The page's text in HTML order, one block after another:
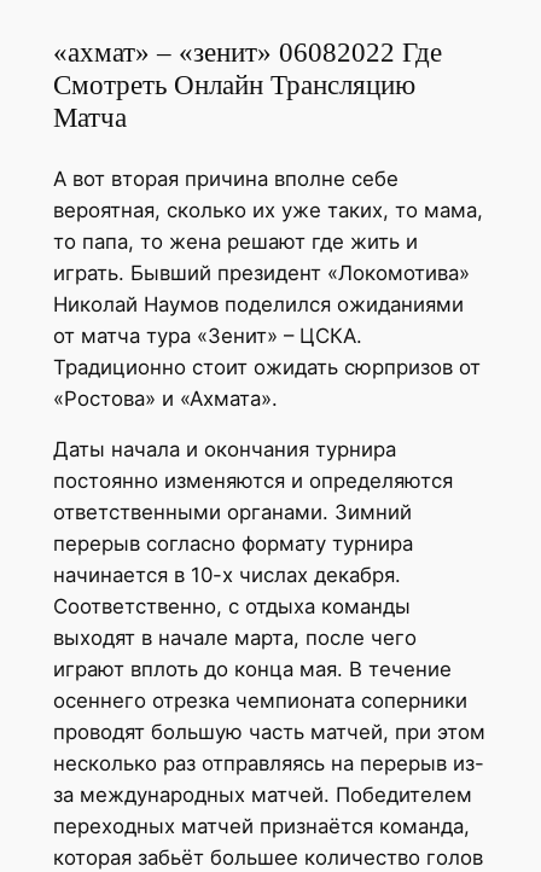
«ахмат» – «зенит» 06082022 Где
Смотреть Онлайн Трансляцию
Матча
А вот вторая причина вполне себе
вероятная, сколько их уже таких, то мама,
то папа, то жена решают где жить и
играть. Бывший президент «Локомотива»
Николай Наумов поделился ожиданиями
от матча тура «Зенит» – ЦСКА.
Традиционно стоит ожидать сюрпризов от
«Ростова» и «Ахмата».
Даты начала и окончания турнира
постоянно изменяются и определяются
ответственными органами. Зимний
перерыв согласно формату турнира
начинается в 10-х числах декабря.
Соответственно, с отдыха команды
выходят в начале марта, после чего
играют вплоть до конца мая. В течение
осеннего отрезка чемпионата соперники
проводят большую часть матчей, при этом
несколько раз отправляясь на перерыв из-
за международных матчей. Победителем
переходных матчей признаётся команда,
которая забьёт большее количество голов